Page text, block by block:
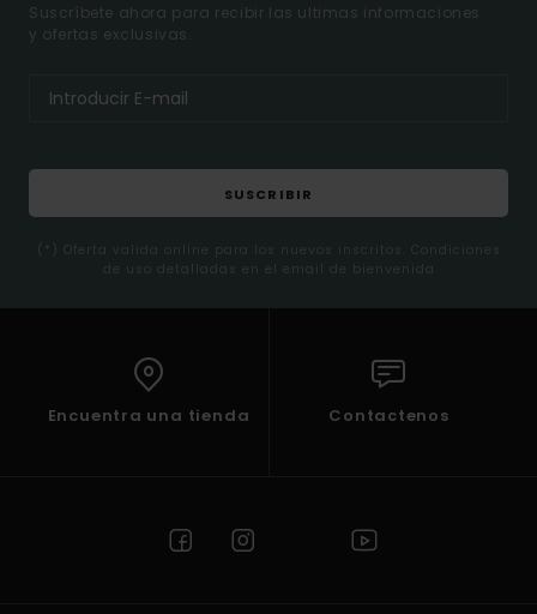
Suscríbete ahora para recibir las ultimas informaciones
y ofertas exclusivas.
SUSCRIBIR
(*) Oferta valida online para los nuevos inscritos. Condiciones
de uso detalladas en el email de bienvenida
Encuentra una tienda Contactenos